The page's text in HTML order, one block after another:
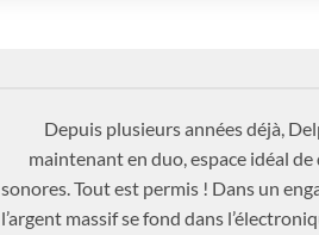
Depuis plusieurs années déjà,
maintenant en duo, espace idéal
sonores. Tout est permis ! Dans un
l’argent massif se fond dans